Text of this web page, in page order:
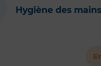
Hygiène des mains